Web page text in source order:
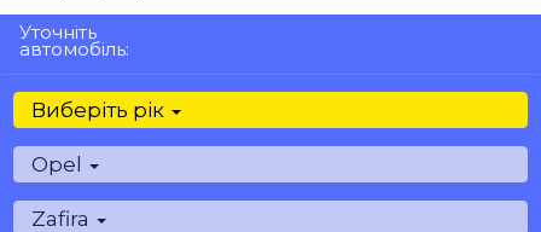
Уточніть
автомобіль:
Виберіть рік
Opel
Zafira